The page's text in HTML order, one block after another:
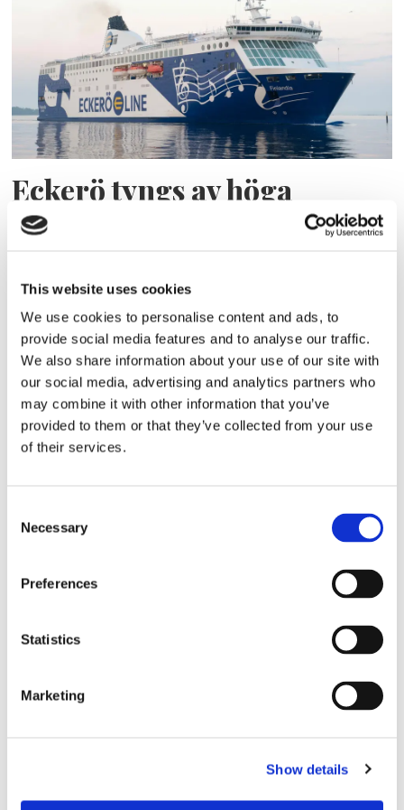
This website uses cookies
We use cookies to personalise content and ads, to
provide social media features and to analyse our traffic.
We also share information about your use of our site with
our social media, advertising and analytics partners who
may combine it with other information that you’ve
provided to them or that they’ve collected from your use
of their services.
Selection
Necessary
Preferences
Statistics
Marketing
Show details
Eckerö tyngs av höga
bränslekostnader men
Maritime köper Berg
Propulsion